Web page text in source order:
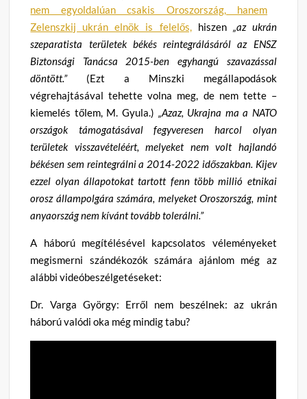
nem egyoldalúan csakis Oroszország, hanem
Zelenszkij ukrán elnök is felelős,hiszen „az ukrán
szeparatista területek békés reintegrálásáról az ENSZ
Biztonsági Tanácsa 2015-ben egyhangú szavazással
döntött.”(Ezt a Minszki megállapodások
végrehajtásával tehette volna meg, de nem tette –
kiemelés tőlem, M. Gyula.) „Azaz, Ukrajna ma a NATO
országok támogatásával fegyveresen harcol olyan
területek visszavételéért, melyeket nem volt hajlandó
békésen sem reintegrálni a 2014-2022 időszakban. Kijev
ezzel olyan állapotokat tartott fenn több millió etnikai
orosz állampolgára számára, melyeket Oroszország, mint
anyaország nem kívánt tovább tolerálni.”
A háború megítélésével kapcsolatos véleményeket
megismerni szándékozók számára ajánlom még az
alábbi videóbeszélgetéseket:
Dr. Varga György: Erről nem beszélnek: az ukrán
háború valódi oka még mindig tabu?